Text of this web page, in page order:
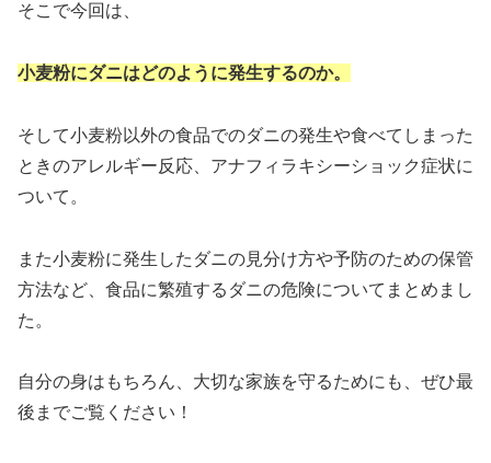
そこで今回は、
小麦粉にダニはどのように発生するのか。
そして小麦粉以外の食品でのダニの発生や食べてしまった
ときのアレルギー反応、アナフィラキシーショック症状に
ついて。
また小麦粉に発生したダニの見分け方や予防のための保管
方法など、食品に繁殖するダニの危険についてまとめまし
た。
自分の身はもちろん、大切な家族を守るためにも、ぜひ最
後までご覧ください！